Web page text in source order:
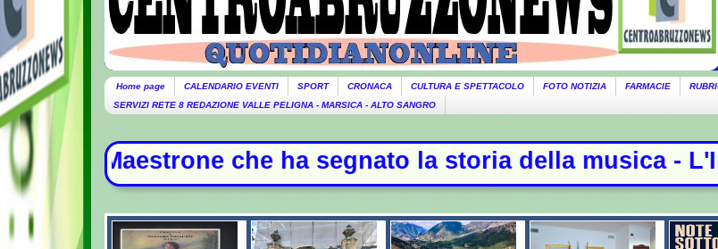
Home page CALENDARIO EVENTI SPORT CRONACA CULTURA E SPETTACOLO FOTO NOTIZIA FARMACIE
SERVIZI RETE 8 REDAZIONE VALLE PELIGNA - MARSICA - ALTO SANGRO
ha segnato la storia della musica - L'Iran: "Non